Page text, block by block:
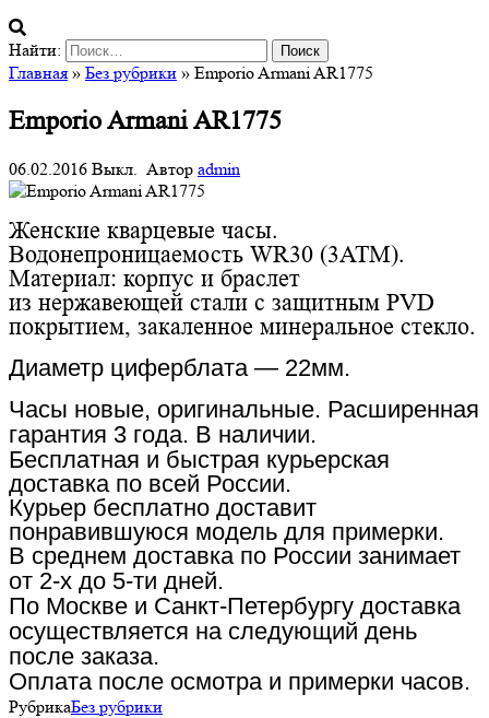
Найти:
Главная » Без рубрики » Emporio Armani AR1775
Emporio Armani AR1775
06.02.2016 Выкл. Автор admin
Женские кварцевые часы.
Водонепроницаемость WR30 (3АТМ).
Материал: корпус и браслет
из нержавеющей стали с защитным PVD
покрытием, закаленное минеральное стекло.
Диаметр циферблата — 22мм.
Часы новые, оригинальные. Расширенная
гарантия 3 года. В наличии.
Бесплатная и быстрая курьерская
доставка по всей России.
Курьер бесплатно доставит
понравившуюся модель для примерки.
В среднем доставка по России занимает
от 2-х до 5-ти дней.
По Москве и Санкт-Петербургу доставка
осуществляется на следующий день
после заказа.
Оплата после осмотра и примерки часов.
РубрикаБез рубрики